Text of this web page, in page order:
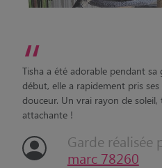
“
Tisha a été adorable pendant
début, elle a rapidement pris
douceur. Un vrai rayon de
attachante !
Garde réalisée
marc 78260